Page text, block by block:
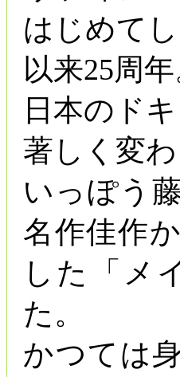
はじめてし
以来25周年
日本のド
著しく変わ
いっぽう
名作佳作
した「メ
た。
かつては